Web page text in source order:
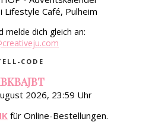
Lifestyle Café, Pulheim
melde dich gleich an:
CODE
2026, 23:59 Uhr
für Online-Bestellungen.